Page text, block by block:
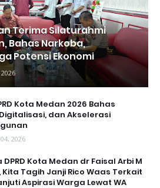
Terima Silaturahmi
Bahas Narkoba,
Potensi Ekonomi
Kota Medan 2026 Bahas
dan Akselerasi
2026
Kota Medan dr Faisal Arbi M
Kita Tagih Janji Rico Waas Terkait
Aspirasi Warga Lewat WA